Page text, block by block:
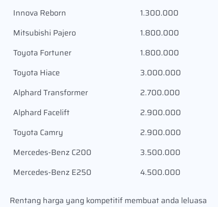
Innova Reborn
1.300.000
Mitsubishi Pajero
1.800.000
Toyota Fortuner
1.800.000
Toyota Hiace
3.000.000
Alphard Transformer
2.700.000
Alphard Facelift
2.900.000
Toyota Camry
2.900.000
Mercedes-Benz C200
3.500.000
Mercedes-Benz E250
4.500.000
Rentang harga yang kompetitif membuat anda leluasa